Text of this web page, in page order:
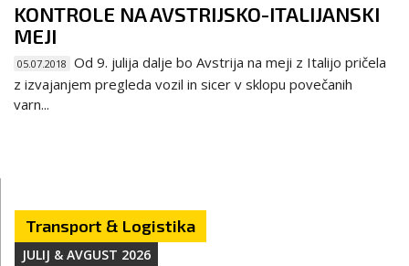
KONTROLE NA AVSTRIJSKO-ITALIJANSKI
MEJI
05.07.2018 Od 9. julija dalje bo Avstrija na meji z Italijo pričela
z izvajanjem pregleda vozil in sicer v sklopu povečanih
varn...
Transport & Logistika
JULIJ & AVGUST 2026